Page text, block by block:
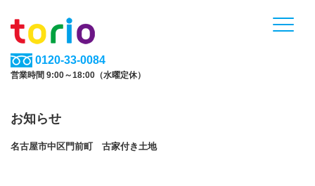
0120-33-0084
営業時間 9:00～18:00（水曜定休）
お知らせ
名古屋市中区門前町 古家付き土地